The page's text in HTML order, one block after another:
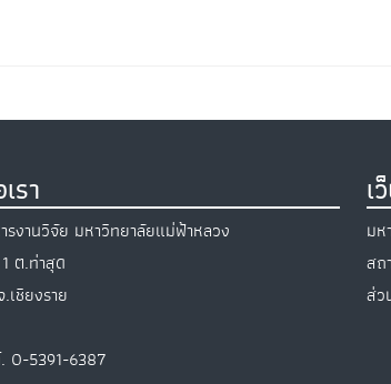
รา
รงานวิจัย มหาวิทยาลัยแม่ฟ้าหลวง
ต.ท่าสุด
เชียงราย
0-5391-6387
เ
มห
สถ
ส่ว